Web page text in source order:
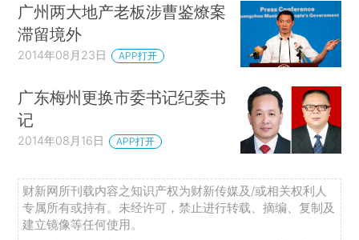
广州两大地产老板涉曹鉴燎案
滞留境外
2014年08月23日 APP打开
广东梅州更换市委书记纪委书
记
2014年08月16日 APP打开
财新网所刊载内容之知识产权为财新传媒及/或相关权利人
专属所有或持有。未经许可，禁止进行转载、摘编、复制及
建立镜像等任何使用。